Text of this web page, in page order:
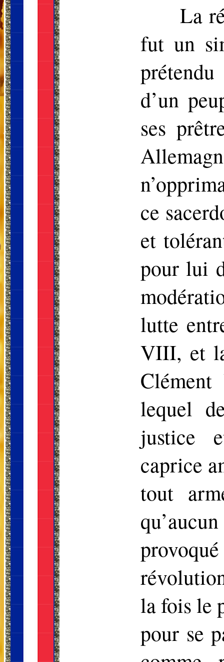
La
fut un
d’un
ses
ce
et
pour lui
lutte
VIII, et
lequel
justice
caprice
tout
la fois le
pour se